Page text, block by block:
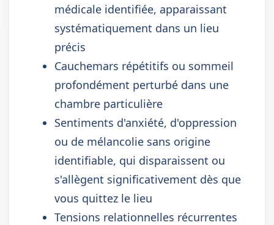
médicale identifiée, apparaissant
systématiquement dans un lieu
précis
Cauchemars répétitifs ou sommeil
profondément perturbé dans une
chambre particulière
Sentiments d'anxiété, d'oppression
ou de mélancolie sans origine
identifiable, qui disparaissent ou
s'allègent significativement dès que
vous quittez le lieu
Tensions relationnelles récurrentes